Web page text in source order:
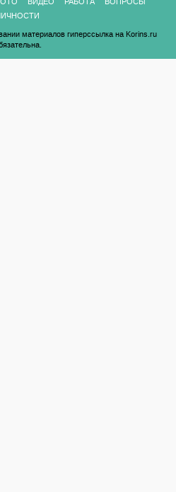
ВИДЕО РАБОТА
ВОПРОСЫ
материалов гиперссылка на Korins.ru